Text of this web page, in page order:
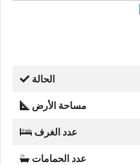
الحالة
مساحة الأرض
عدد الغرف
عدد الحمامات